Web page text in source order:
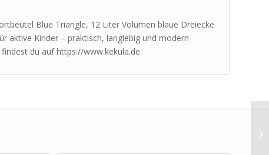
Blue Triangle, 12 Liter Volumen blaue Dreiecke
aktive Kinder – praktisch, langlebig und modern
du auf https://www.kekula.de.